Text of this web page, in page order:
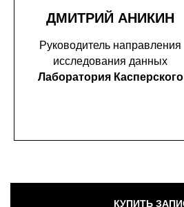
ДМИТРИЙ АНИКИН
Руководитель направления
исследования данных
Лаборатория Касперского